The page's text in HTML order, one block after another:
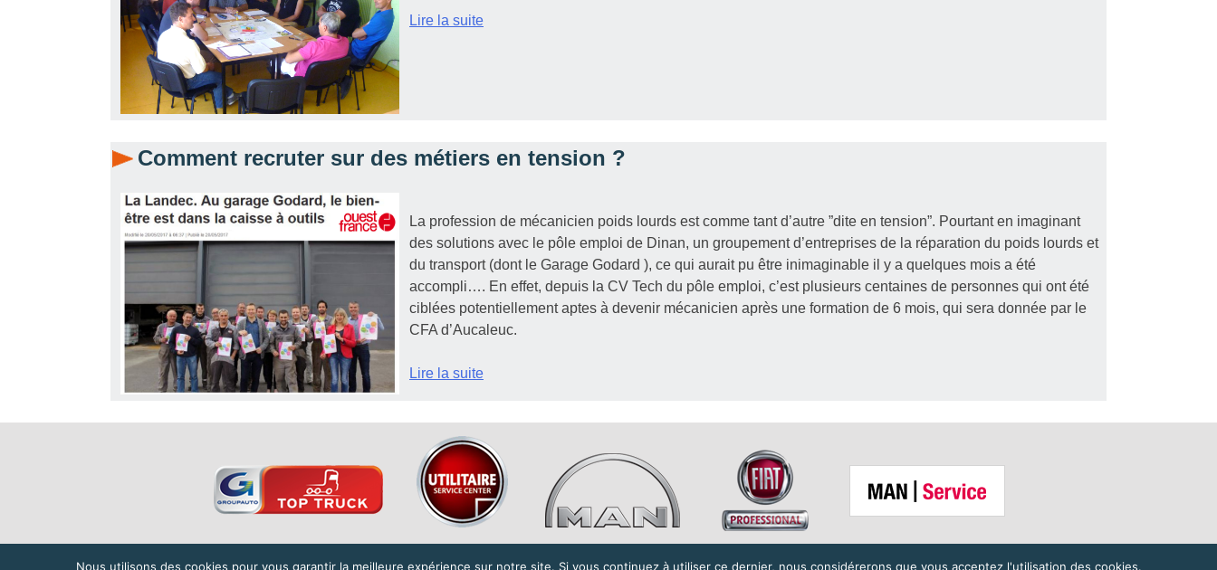
Lire la suite
Comment recruter sur des métiers en tension ?
La profession de mécanicien poids lourds est comme tant d’autre ”dite en tension”. Pourtant en imaginant
des solutions avec le pôle emploi de Dinan, un groupement d’entreprises de la réparation du poids lourds et
du transport (dont le Garage Godard ), ce qui aurait pu être inimaginable il y a quelques mois a été
accompli…. En effet, depuis la CV Tech du pôle emploi, c’est plusieurs centaines de personnes qui ont été
ciblées potentiellement aptes à devenir mécanicien après une formation de 6 mois, qui sera donnée par le
CFA d’Aucaleuc.
Lire la suite
Nous utilisons des cookies pour vous garantir la meilleure expérience sur notre site. Si vous continuez à utiliser ce dernier, nous considérerons que vous acceptez l'utilisation des cookies.